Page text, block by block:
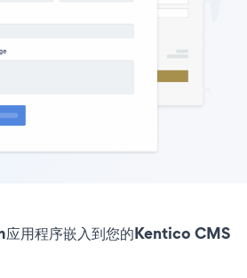
用程序嵌入到您的Kentico CMS